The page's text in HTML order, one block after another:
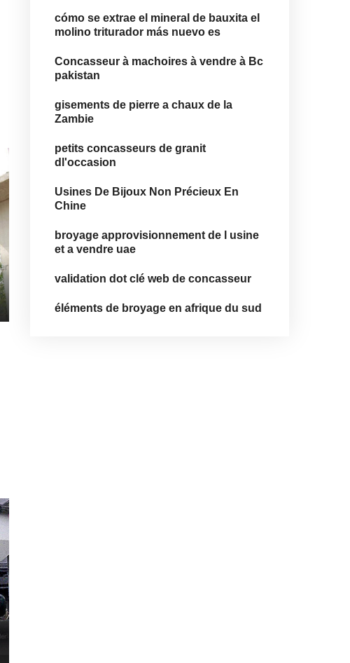
cómo se extrae el mineral de bauxita el
molino triturador más nuevo es
Concasseur à machoires à vendre à Bc
pakistan
gisements de pierre a chaux de la
Zambie
petits concasseurs de granit
dl'occasion
Usines De Bijoux Non Précieux En
Chine
broyage approvisionnement de l usine
et a vendre uae
validation dot clé web de concasseur
éléments de broyage en afrique du sud